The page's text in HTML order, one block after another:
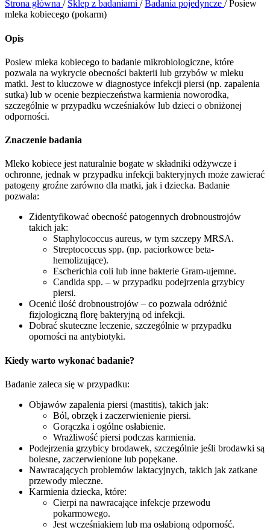
Strona główna / Sklep z badaniami / Badania pojedyncze / Posiew
mleka kobiecego (pokarm)
Opis
Posiew mleka kobiecego to badanie mikrobiologiczne, które
pozwala na wykrycie obecności bakterii lub grzybów w mleku
matki. Jest to kluczowe w diagnostyce infekcji piersi (np. zapalenia
sutka) lub w ocenie bezpieczeństwa karmienia noworodka,
szczególnie w przypadku wcześniaków lub dzieci o obniżonej
odporności.
Znaczenie badania
Mleko kobiece jest naturalnie bogate w składniki odżywcze i
ochronne, jednak w przypadku infekcji bakteryjnych może zawierać
patogeny groźne zarówno dla matki, jak i dziecka. Badanie
pozwala:
Zidentyfikować obecność patogennych drobnoustrojów
takich jak:
Staphylococcus aureus, w tym szczepy MRSA.
Streptococcus spp. (np. paciorkowce beta-
hemolizujące).
Escherichia coli lub inne bakterie Gram-ujemne.
Candida spp. – w przypadku podejrzenia grzybicy
piersi.
Ocenić ilość drobnoustrojów – co pozwala odróżnić
fizjologiczną florę bakteryjną od infekcji.
Dobrać skuteczne leczenie, szczególnie w przypadku
oporności na antybiotyki.
Kiedy warto wykonać badanie?
Badanie zaleca się w przypadku:
Objawów zapalenia piersi (mastitis), takich jak:
Ból, obrzęk i zaczerwienienie piersi.
Gorączka i ogólne osłabienie.
Wrażliwość piersi podczas karmienia.
Podejrzenia grzybicy brodawek, szczególnie jeśli brodawki są
bolesne, zaczerwienione lub popękane.
Nawracających problemów laktacyjnych, takich jak zatkane
przewody mleczne.
Karmienia dziecka, które:
Cierpi na nawracające infekcje przewodu
pokarmowego.
Jest wcześniakiem lub ma osłabioną odporność.